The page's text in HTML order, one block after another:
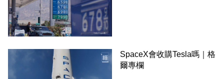
SpaceX會收購Tesla嗎｜格
爾專欄